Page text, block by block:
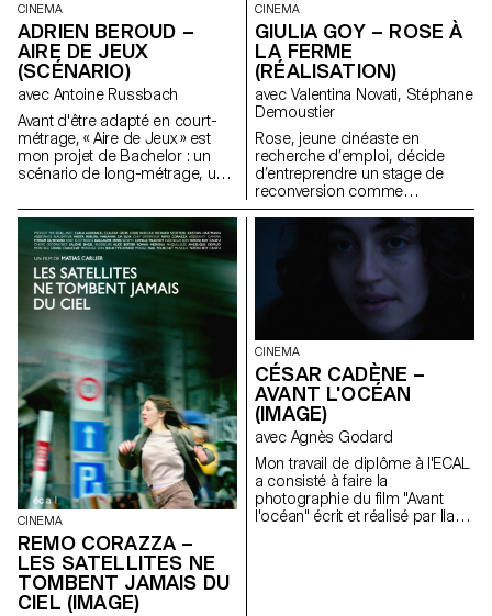
CINEMA
ADRIEN BEROUD –
AIRE DE JEUX
(SCÉNARIO)
avec Antoine Russbach
Avant d'être adapté en court-
métrage, « Aire de Jeux » est
mon projet de Bachelor : un
scénario de long-métrage, une
monde du théâtre
contemporain.
CINEMA
GIULIA GOY – ROSE À
LA FERME
(RÉALISATION)
avec Valentina Novati, Stéphane
Demoustier
Rose, jeune cinéaste en
recherche d’emploi, décide
d’entreprendre un stage de
reconversion comme
agricultrice. Un récit initiatique
qui questionne notre relation à
la terre, à l’art, au rôle du
cinéaste en tant qu’observateur
de notre monde.
CINEMA
REMO CORAZZA –
LES SATELLITES NE
TOMBENT JAMAIS DU
CIEL (IMAGE)
CINEMA
CÉSAR CADÈNE –
AVANT L'OCÉAN
(IMAGE)
avec Agnès Godard
Mon travail de diplôme à l'ECAL
a consisté à faire la
photographie du film "Avant
l'océan" écrit et réalisé par Ilan